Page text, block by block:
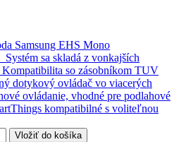
Samsung EHS Mono
sa skladá z vonkajších
Kompatibilita so zásobníkom TUV
dotykový ovládač vo viacerých
ovládanie, vhodné pre podlahové
kompatibilné s voliteľnou
Vložiť do košíka